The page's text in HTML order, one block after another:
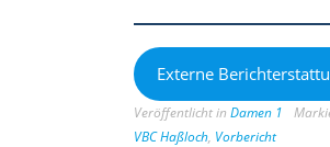
Externe
Veröffentlicht in Damen 1
VBC Haßloch, Vorbericht